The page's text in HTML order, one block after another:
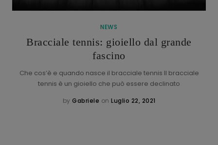
NEWS
Bracciale tennis: gioiello dal grande
fascino
Che cos’è e quando nasce il bracciale tennis Il bracciale
tennis è un gioiello che può essere declinato
by Gabriele on Luglio 22, 2021